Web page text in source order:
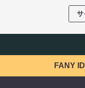
サ
FANY